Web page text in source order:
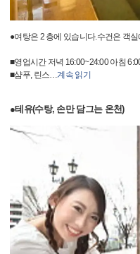
●여탕은 2 층에 있습니다.수건은 객
■영업시간 저녁 16:00~24:00 아침
■샴푸, 린스…계속 읽기
●테유(수탕, 손만 담그는 온천)